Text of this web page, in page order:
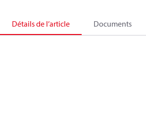
Détails de l’article Documents